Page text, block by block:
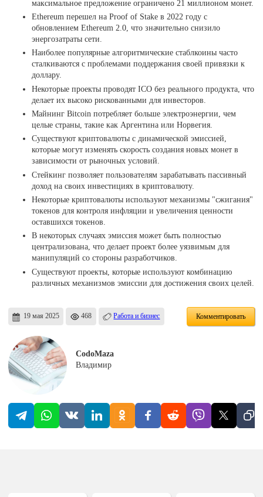
максимальное предложение ограничено 21 миллионом монет.
Ethereum перешел на Proof of Stake в 2022 году с
обновлением Ethereum 2.0, что значительно снизило
энергозатраты сети.
Наиболее популярные алгоритмические стаблкоины часто
сталкиваются с проблемами поддержания своей привязки к
доллару.
Некоторые проекты проводят ICO без реального продукта, что
делает их высоко рискованными для инвесторов.
Майнинг Bitcoin потребляет больше электроэнергии, чем
целые страны, такие как Аргентина или Норвегия.
Существуют криптовалюты с динамической эмиссией,
которые могут изменять скорость создания новых монет в
зависимости от рыночных условий.
Стейкинг позволяет пользователям зарабатывать пассивный
доход на своих инвестициях в криптовалюту.
Некоторые криптовалюты используют механизмы "сжигания"
токенов для контроля инфляции и увеличения ценности
оставшихся токенов.
В некоторых случаях эмиссия может быть полностью
централизована, что делает проект более уязвимым для
манипуляций со стороны разработчиков.
Существуют проекты, которые используют комбинацию
различных механизмов эмиссии для достижения своих целей.
19 мая 2025 468 Работа и бизнес Комментировать
CodoMaza
Владимир